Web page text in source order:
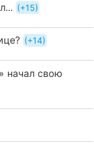
+15
+14
начал свою